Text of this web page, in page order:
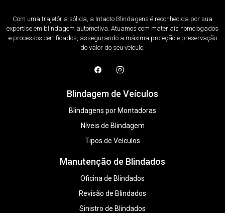
Com uma trajetória sólida, a Intacto Blindagens é reconhecida por sua
expertise em blindagem automotiva. Atuamos com materiais homologados
e processos certificados, assegurando a máxima proteção e preservação
do valor do seu veículo.
Blindagem de Veículos
Blindagens por Montadoras
Níveis de Blindagem
Tipos de Veículos
Manutenção de Blindados
Oficina de Blindados
Revisão de Blindados
Sinistro de Blindados